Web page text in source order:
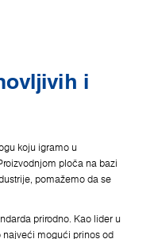
i
koju igramo u
ploča na bazi
pomažemo da se
prirodno. Kao lider u
mogući prinos od